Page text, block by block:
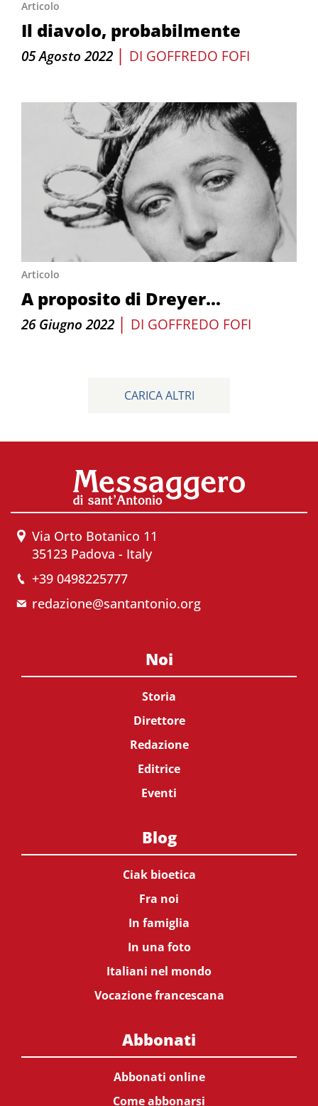
Articolo
Il diavolo, probabilmente
05 Agosto 2022 | DI GOFFREDO FOFI
Articolo
A proposito di Dreyer...
26 Giugno 2022 | DI GOFFREDO FOFI
CARICA ALTRI
Via Orto Botanico 11
35123 Padova - Italy
+39 0498225777
redazione@santantonio.org
Noi
Storia
Direttore
Redazione
Editrice
Eventi
Blog
Ciak bioetica
Fra noi
In famiglia
In una foto
Italiani nel mondo
Vocazione francescana
Abbonati
Abbonati online
Come abbonarsi